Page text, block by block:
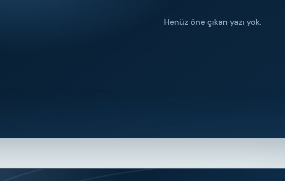
Henüz öne çıkan yazı yok.